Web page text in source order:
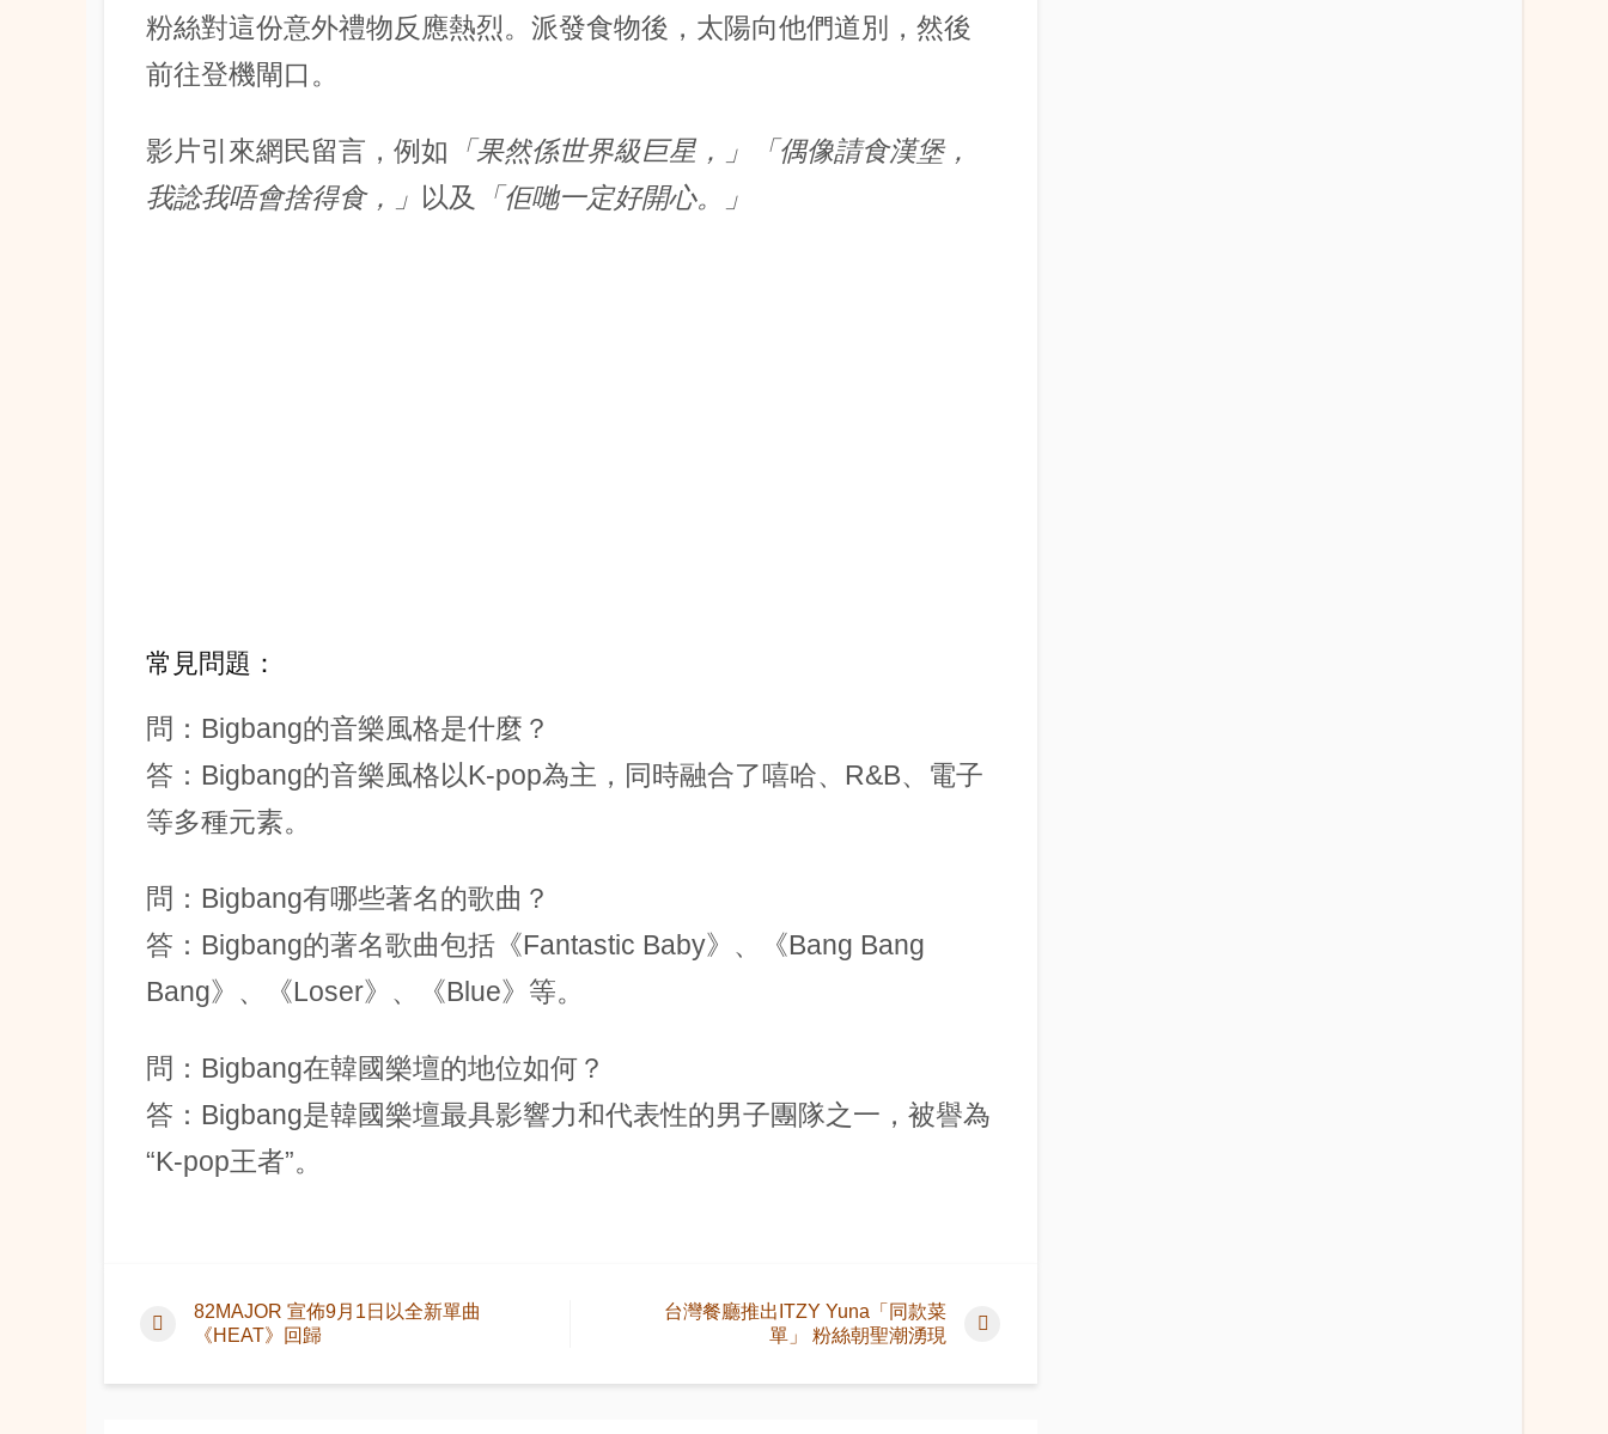
粉絲對這份意外禮物反應熱烈。派發食物後， 太陽向他們道別，然後
前往登機閘口。
影片引來網民留言，例如 「果然係世界級巨星，」
「偶像請食漢堡，
我諗我唔會捨得食，」 以及 「佢哋一定好開心。」
常見問題：
問：Bigbang的音樂風格是什麼？
答：Bigbang的音樂風格以K-pop為主，同時融合了嘻哈、R&B、電子
等多種元素。
問：Bigbang有哪些著名的歌曲？
答：Bigbang的著名歌曲包括《Fantastic Baby》、《Bang Bang
Bang》、《Loser》、《Blue》等。
問：Bigbang在韓國樂壇的地位如何？
答：Bigbang是韓國樂壇最具影響力和代表性的男子團隊之一，被譽為
“K-pop王者”。
82MAJOR 宣佈9月1日以全新單曲
《HEAT》回歸
台灣餐廳推出ITZY Yuna「同款菜
單」 粉絲朝聖潮湧現